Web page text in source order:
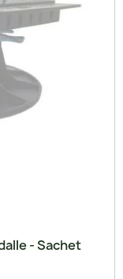
- Sachet